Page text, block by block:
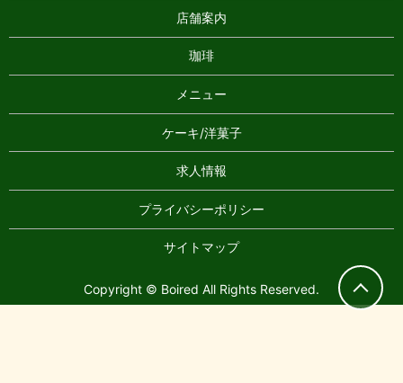
店舗案内
珈琲
メニュー
ケーキ/洋菓子
求人情報
プライバシーポリシー
サイトマップ
Copyright © Boired All Rights Reserved.